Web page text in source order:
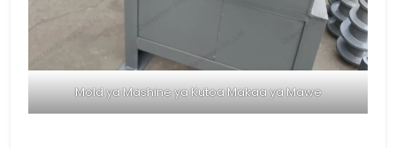
Mold ya Mashine ya Kutoa Makaa ya Mawe